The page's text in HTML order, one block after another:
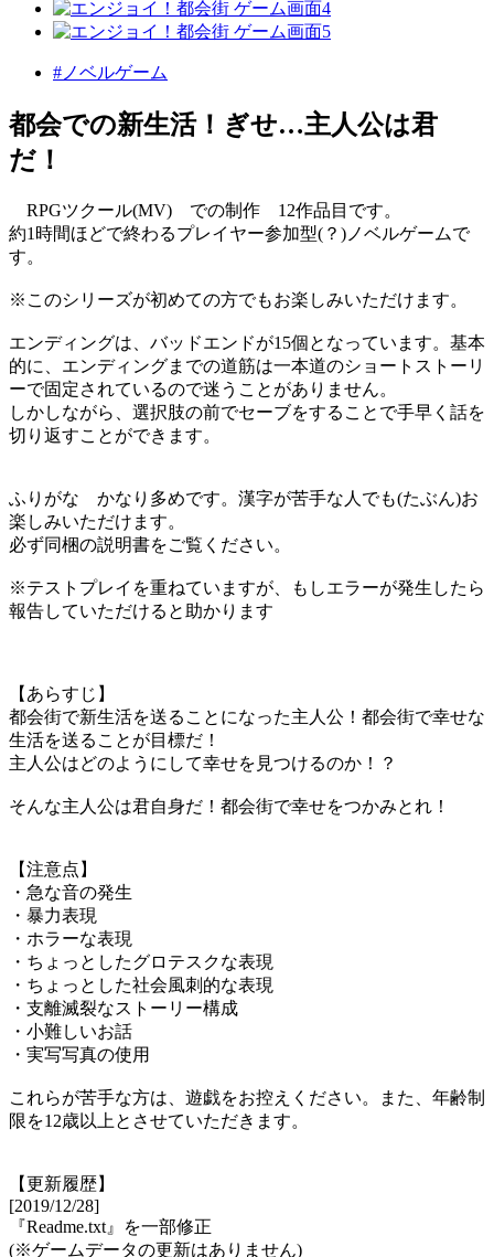
#ノベルゲーム
都会での新生活！ぎせ…主人公は君
だ！
RPGツクール(MV) での制作 12作品目です。
約1時間ほどで終わるプレイヤー参加型(？)ノベルゲームで
す。
※このシリーズが初めての方でもお楽しみいただけます。
エンディングは、バッドエンドが15個となっています。基本
的に、エンディングまでの道筋は一本道のショートストーリ
ーで固定されているので迷うことがありません。
しかしながら、選択肢の前でセーブをすることで手早く話を
切り返すことができます。
ふりがな かなり多めです。漢字が苦手な人でも(たぶん)お
楽しみいただけます。
必ず同梱の説明書をご覧ください。
※テストプレイを重ねていますが、もしエラーが発生したら
報告していただけると助かります
【あらすじ】
都会街で新生活を送ることになった主人公！都会街で幸せな
生活を送ることが目標だ！
主人公はどのようにして幸せを見つけるのか！？
そんな主人公は君自身だ！都会街で幸せをつかみとれ！
【注意点】
・急な音の発生
・暴力表現
・ホラーな表現
・ちょっとしたグロテスクな表現
・ちょっとした社会風刺的な表現
・支離滅裂なストーリー構成
・小難しいお話
・実写写真の使用
これらが苦手な方は、遊戯をお控えください。また、年齢制
限を12歳以上とさせていただきます。
【更新履歴】
[2019/12/28]
『Readme.txt』を一部修正
(※ゲームデータの更新はありません)